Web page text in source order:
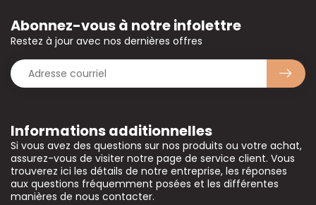
Informations additionnelles
Si vous avez des questions sur nos produits ou votre achat,
assurez-vous de visiter notre page de service client. Vous
trouverez ici les détails de notre entreprise, les réponses
aux questions fréquemment posées et les différentes
manières de nous contacter.
Abonnez-vous à notre infolettre
Restez à jour avec nos dernières offres